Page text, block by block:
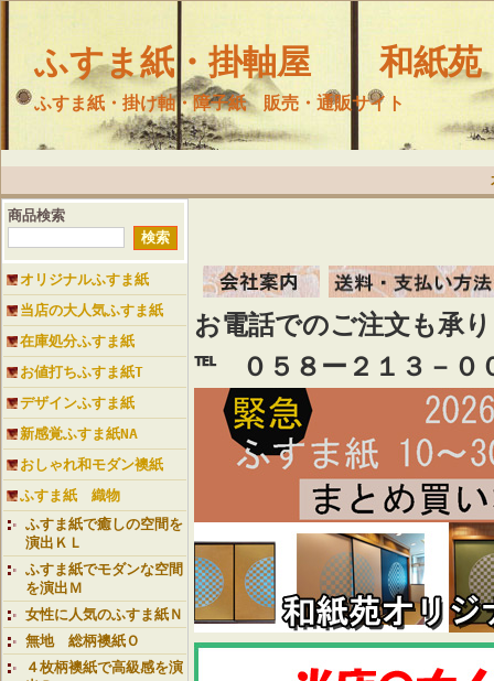
ふすま紙・掛軸屋 和紙苑
ふすま紙・掛け軸・障子紙 販売・通販サイト
商品検索
オリジナルふすま紙
当店の大人気ふすま紙
在庫処分ふすま紙
お値打ちふすま紙T
デザインふすま紙
新感覚ふすま紙NA
おしゃれ和モダン襖紙
ふすま紙 織物
ふすま紙で癒しの空間を
演出ＫＬ
ふすま紙でモダンな空間
を演出Ｍ
女性に人気のふすま紙Ｎ
無地 総柄襖紙Ｏ
４枚柄襖紙で高級感を演
お電話でのご注文も承
℡ ０５８ー２１３－０